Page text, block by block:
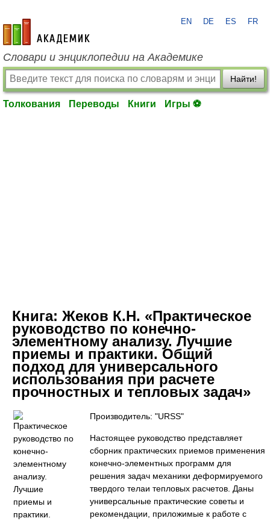
academic.ru
EN DE ES FR
Словари и энциклопедии на Академике
Найти!
Толкования Переводы Книги Игры ⚽
Книга: Жеков К.Н. «Практическое
руководство по конечно-
элементному анализу. Лучшие
приемы и практики. Общий
подход для универсального
использования при расчете
прочностных и тепловых задач»
Производитель: "URSS"
Настоящее руководство представляет
сборник практических приемов применения
конечно-элементных программ для
решения задач механики деформируемого
твердого телаи тепловых расчетов. Даны
универсальные практические советы и
рекомендации, приложимые к работе с